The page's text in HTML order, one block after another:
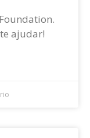
ajudar!